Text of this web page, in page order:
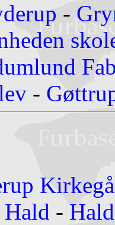
-
-
Hald -